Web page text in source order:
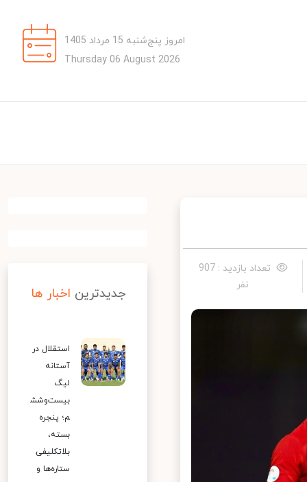
امروز پنج‌شنبه 15 مرداد 1405
Thursday 06 August 2026
تعداد بازدید : 907
نفر
جدیدترین اخبار ها
استقلال در
آستانه
لیگ
بیست‌وشش
م؛ پنجره
بسته،
بلاتکلیفی
ستاره‌ها و